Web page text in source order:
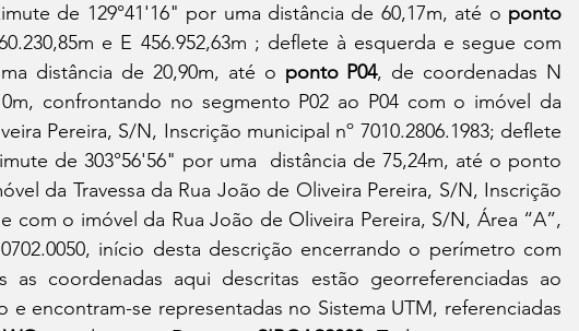
de 129°41'16" por uma distância de 60,17m, até o ponto
e E 456.952,63m ; deflete à esquerda e segue com
distância de 20,90m, até o ponto P04, de coordenadas N
confrontando no segmento P02 ao P04 com o imóvel da
Pereira, S/N, Inscrição municipal nº 7010.2806.1983; deflete
da Travessa da Rua João de Oliveira Pereira, S/N, Inscrição
e com o imóvel da Rua João de Oliveira Pereira, S/N, Área “A”,
início desta descrição encerrando o perímetro com
as coordenadas aqui descritas estão georreferenciadas ao
e encontram-se representadas no Sistema UTM, referenciadas